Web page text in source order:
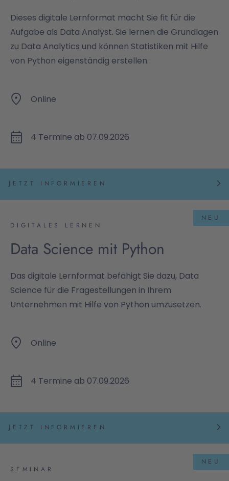
Dieses digitale Lernformat macht Sie fit für die
Aufgabe als Data Analyst. Sie lernen die Grundlagen
zu Data Analytics und können Statistiken mit Hilfe
von Python eigenständig erstellen.
Online
4 Termine ab 07.09.2026
JETZT INFORMIEREN
DIGITALES LERNEN
Data Science mit Python
NEU
Das digitale Lernformat befähigt Sie dazu, Data
Science für die Fragestellungen in Ihrem
Unternehmen mit Hilfe von Python umzusetzen.
Online
4 Termine ab 07.09.2026
JETZT INFORMIEREN
SEMINAR
NEU